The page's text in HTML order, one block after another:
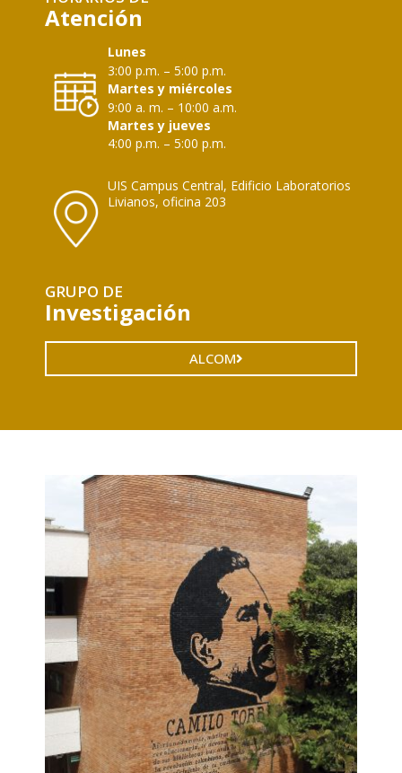
Atención
Lunes
3:00 p.m. – 5:00 p.m.
Martes y miércoles
9:00 a. m. – 10:00 a.m.
Martes y jueves
4:00 p.m. – 5:00 p.m.
UIS Campus Central, Edificio Laboratorios
Livianos, oficina 203
GRUPO DE
Investigación
ALCOM